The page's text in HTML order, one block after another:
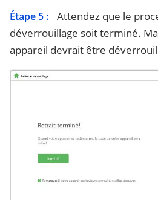
Étape 5 :
Attendez que le
déverrouillage soit terminé.
appareil devrait être